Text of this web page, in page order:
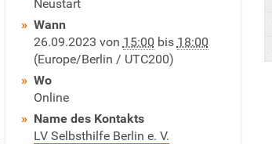
Neustart
Wann
26.09.2023 von 15:00 bis 18:00
(Europe/Berlin / UTC200)
Wo
Online
Name des Kontakts
LV Selbsthilfe Berlin e. V.